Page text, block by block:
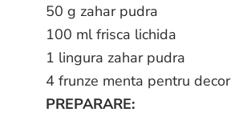
50 g zahar pudra
100 ml frisca lichida
1 lingura zahar pudra
4 frunze menta pentru decor
PREPARARE: